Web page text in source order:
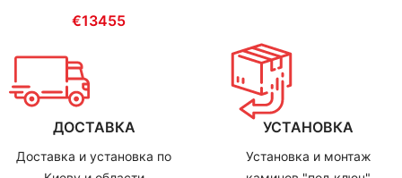
€13455
ДОСТАВКА
Доставка и установка по
УСТАНОВКА
Установка и монтаж